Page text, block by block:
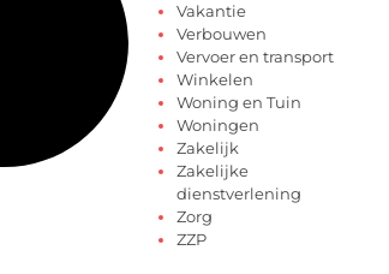
Vakantie
Verbouwen
Vervoer en transport
Winkelen
Woning en Tuin
Woningen
Zakelijk
Zakelijke
dienstverlening
Zorg
ZZP